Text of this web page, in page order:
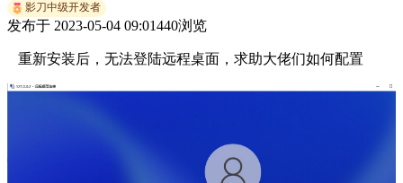
影刀中级开发者
发布于 2023-05-04 09:01440浏览
重新安装后，无法登陆远程桌面，求助大佬们如何配置